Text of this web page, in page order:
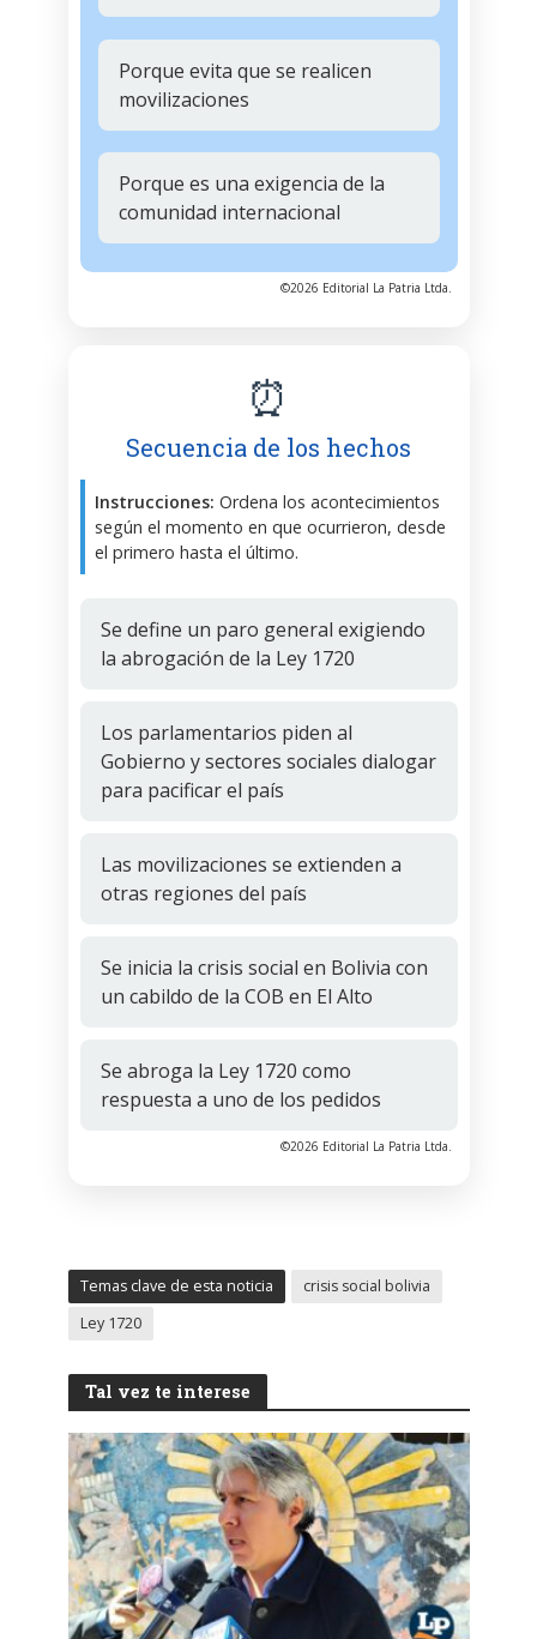
Porque evita que se realicen
movilizaciones
Porque es una exigencia de la
comunidad internacional
©2026 Editorial La Patria Ltda.
⏰
Secuencia de los hechos
Instrucciones: Ordena los acontecimientos
según el momento en que ocurrieron, desde
el primero hasta el último.
Se define un paro general exigiendo
la abrogación de la Ley 1720
Los parlamentarios piden al
Gobierno y sectores sociales dialogar
para pacificar el país
Las movilizaciones se extienden a
otras regiones del país
Se inicia la crisis social en Bolivia con
un cabildo de la COB en El Alto
Se abroga la Ley 1720 como
respuesta a uno de los pedidos
©2026 Editorial La Patria Ltda.
Temas clave de esta noticia
crisis social bolivia
Ley 1720
Tal vez te interese